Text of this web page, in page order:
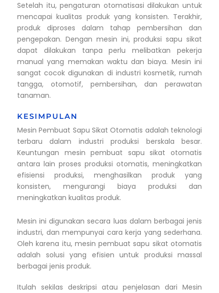
Setelah itu, pengaturan otomatisasi dilakukan untuk
mencapai kualitas produk yang konsisten. Terakhir,
produk diproses dalam tahap pembersihan dan
pengepakan. Dengan mesin ini, produksi sapu sikat
dapat dilakukan tanpa perlu melibatkan pekerja
manual yang memakan waktu dan biaya. Mesin ini
sangat cocok digunakan di industri kosmetik, rumah
tangga, otomotif, pembersihan, dan perawatan
tanaman.
KESIMPULAN
Mesin Pembuat Sapu Sikat Otomatis adalah teknologi
terbaru dalam industri produksi berskala besar.
Keuntungan mesin pembuat sapu sikat otomatis
antara lain proses produksi otomatis, meningkatkan
efisiensi produksi, menghasilkan produk yang
konsisten, mengurangi biaya produksi dan
meningkatkan kualitas produk.
Mesin ini digunakan secara luas dalam berbagai jenis
industri, dan mempunyai cara kerja yang sederhana.
Oleh karena itu, mesin pembuat sapu sikat otomatis
adalah solusi yang efisien untuk produksi massal
berbagai jenis produk.
Itulah sekilas deskripsi atau penjelasan dari Mesin